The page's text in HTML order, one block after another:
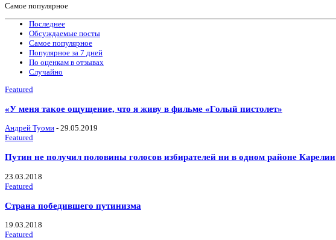
Самое популярное
Последнее
Обсуждаемые посты
Самое популярное
Популярное за 7 дней
По оценкам в отзывах
Случайно
Featured
«У меня такое ощущение, что я живу в фильме «Голый пистолет»
Андрей Туоми - 29.05.2019
Featured
Путин не получил половины голосов избирателей ни в одном районе Карелии
23.03.2018
Featured
Страна победившего путинизма
19.03.2018
Featured